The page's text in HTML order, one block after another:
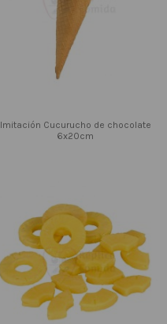
Imitación Cucurucho de chocolate
6x20cm